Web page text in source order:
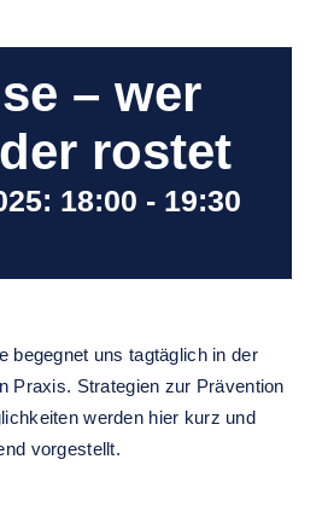
– wer
rostet
18:00 - 19:30
begegnet uns tagtäglich in der
Praxis. Strategien zur Prävention
werden hier kurz und
vorgestellt.